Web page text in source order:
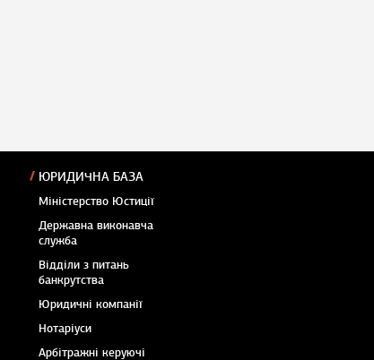
ЮРИДИЧНА БАЗА
Міністерство Юстиції
Державна виконавча
служба
Відділи з питань
банкрутства
Юридичні компанії
Нотаріуси
Арбітражні керуючі